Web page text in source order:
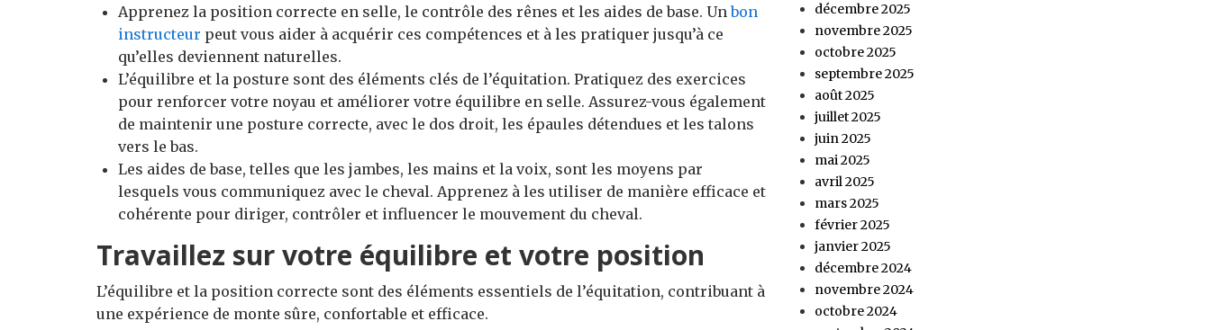
Apprenez la position correcte en selle, le contrôle des rênes et les aides de base. Unbon
instructeur peut vous aider à acquérir ces compétences et à les pratiquer jusqu’à ce
qu’elles deviennent naturelles.
L’équilibre et la posture sont des éléments clés de l’équitation. Pratiquez des exercices
pour renforcer votre noyau et améliorer votre équilibre en selle. Assurez-vous également
de maintenir une posture correcte, avec le dos droit, les épaules détendues et les talons
vers le bas.
Les aides de base, telles que les jambes, les mains et la voix, sont les moyens par
lesquels vous communiquez avec le cheval. Apprenez à les utiliser de manière efficace et
cohérente pour diriger, contrôler et influencer le mouvement du cheval.
Travaillez sur votre équilibre et votre position
L’équilibre et la position correcte sont des éléments essentiels de l’équitation, contribuant à
une expérience de monte sûre, confortable et efficace.
décembre 2025
novembre 2025
octobre 2025
septembre 2025
août 2025
juillet 2025
juin 2025
mai 2025
avril 2025
mars 2025
février 2025
janvier 2025
décembre 2024
novembre 2024
octobre 2024